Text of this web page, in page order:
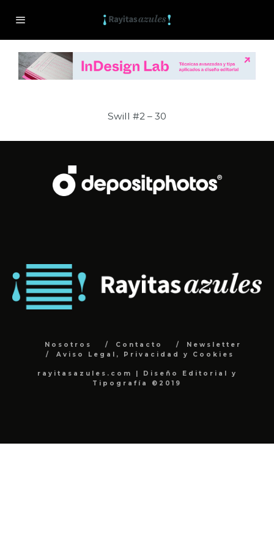
Swill #2 – 30
Nosotros Contacto
Newsletter
Aviso Legal, Privacidad y Cookies
rayitasazules.com | Diseño Editorial y
Tipografía ©2019